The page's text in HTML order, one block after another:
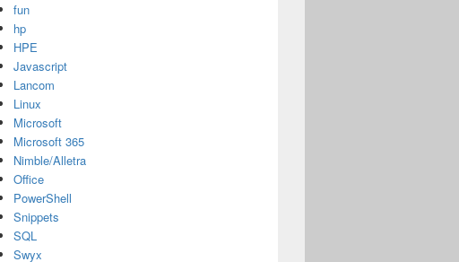
fun
hp
HPE
Javascript
Lancom
Linux
Microsoft
Microsoft 365
Nimble/Alletra
Office
PowerShell
Snippets
SQL
Swyx